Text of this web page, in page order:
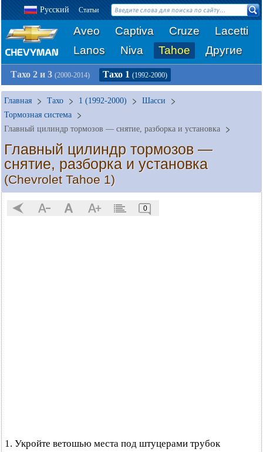
Русский Статьи
Aveo Captiva Cruze
Lacetti
Lanos
Niva Tahoe Другие
Тахо 2 и 3 (2000-2014) Тахо 1 (1992-2000)
Главная Тахо 1 (1992-2000)
Шасси
Тормозная система
Главный цилиндр тормозов — снятие, разборка и установка
Главный цилиндр тормозов —
снятие, разборка и установка
(Chevrolet Tahoe 1)
0
1. Укройте ветошью места под штуцерами трубок